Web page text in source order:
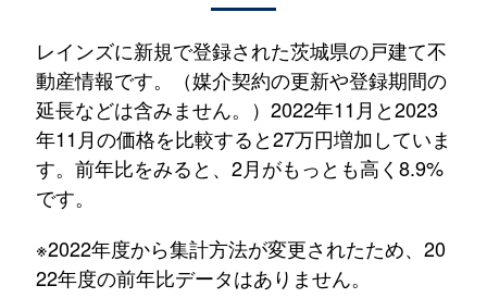
レインズに新規で登録された茨城県の戸建て不
動産情報です。（媒介契約の更新や登録期間の
延長などは含みません。）2022年11月と2023
年11月の価格を比較すると27万円増加していま
す。前年比をみると、2月がもっとも高く8.9%
です。
※2022年度から集計方法が変更されたため、20
22年度の前年比データはありません。